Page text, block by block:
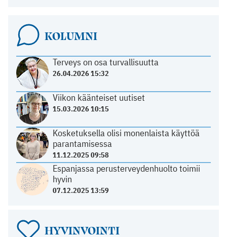
KOLUMNI
Terveys on osa turvallisuutta
26.04.2026 15:32
Viikon käänteiset uutiset
15.03.2026 10:15
Kosketuksella olisi monenlaista käyttöä
parantamisessa
11.12.2025 09:58
Espanjassa perusterveydenhuolto toimii
hyvin
07.12.2025 13:59
HYVINVOINTI